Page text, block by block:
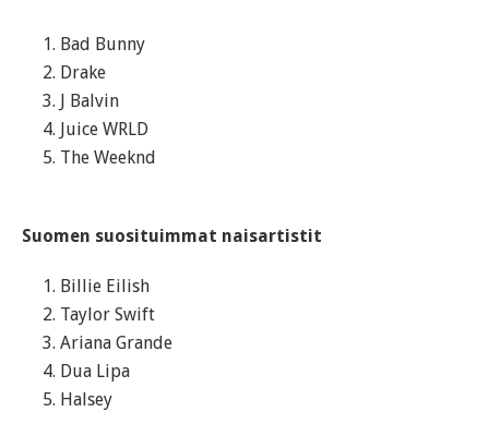
Bad Bunny
Drake
J Balvin
Juice WRLD
The Weeknd
Suomen suosituimmat naisartistit
Billie Eilish
Taylor Swift
Ariana Grande
Dua Lipa
Halsey